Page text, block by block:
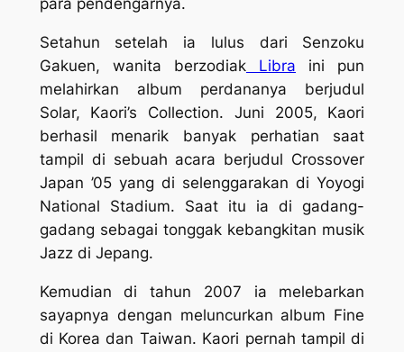
para pendengarnya.
Setahun setelah ia lulus dari Senzoku
Gakuen, wanita berzodiakLibra ini pun
melahirkan album perdananya berjudul
Solar, Kaori’s Collection. Juni 2005, Kaori
berhasil menarik banyak perhatian saat
tampil di sebuah acara berjudul Crossover
Japan ’05yang di selenggarakan di Yoyogi
National Stadium. Saat itu ia di gadang-
gadang sebagai tonggak kebangkitan musik
Jazz di Jepang.
Kemudian di tahun 2007 ia melebarkan
sayapnya dengan meluncurkan album Fine
di Korea dan Taiwan. Kaori pernah tampil di